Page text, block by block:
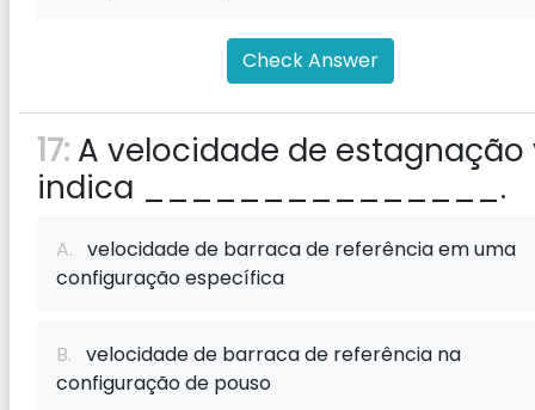
Check Answer
17: A velocidade de estagnação
indica _______________.
A. velocidade de barraca de referência em uma
configuração específica
B. velocidade de barraca de referência na
configuração de pouso